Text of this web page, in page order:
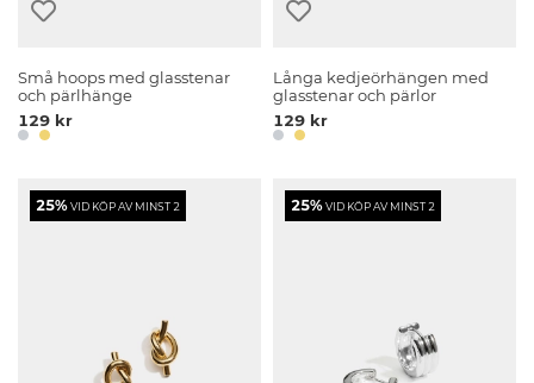
Små hoops med glasstenar
och pärlhänge
129 kr
Långa kedjeörhängen med
glasstenar och pärlor
129 kr
25%VID KÖP AV MINST 2 25%VID KÖP AV MINST 2